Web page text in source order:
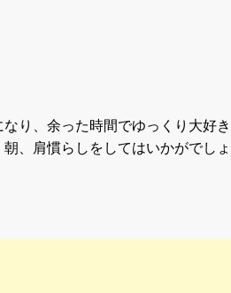
り、余った時間でゆっくり大好
、肩慣らしをしてはいかがでしょ